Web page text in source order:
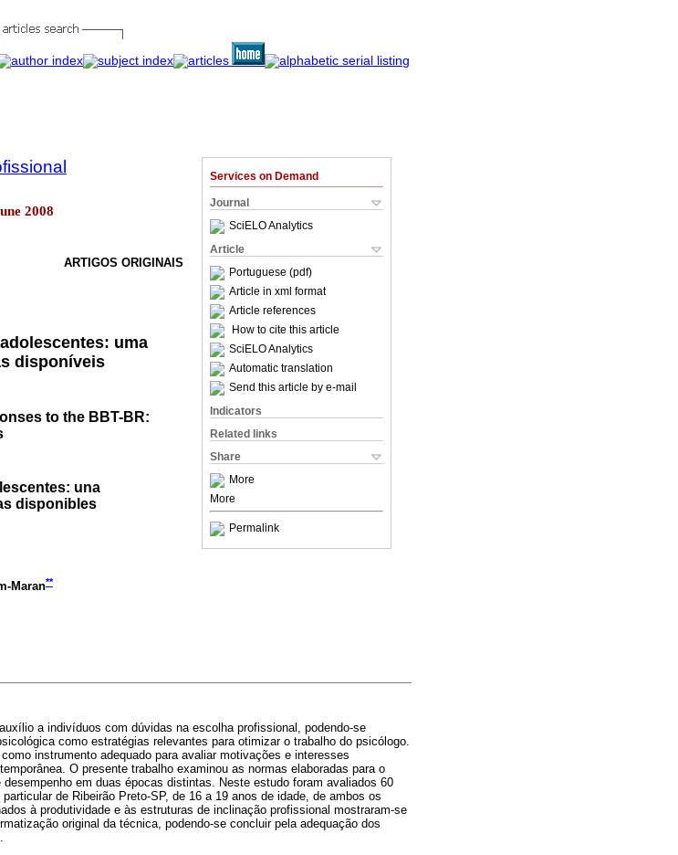
Services on Demand
Journal
SciELO Analytics
Article
Portuguese (pdf)
Article in xml format
Article references
How to cite this article
SciELO Analytics
Automatic translation
Send this article by e-mail
Indicators
Related links
Share
More
More
Permalink
2008
ARTIGOS ORIGINAIS
uma
disponíveis
to the BBT-BR:
una
disponibles
Maran**
a indivíduos com dúvidas na escolha profissional, podendo-se
como estratégias relevantes para otimizar o trabalho do psicólogo.
instrumento adequado para avaliar motivações e interesses
O presente trabalho examinou as normas elaboradas para o
em duas épocas distintas. Neste estudo foram avaliados 60
de Ribeirão Preto-SP, de 16 a 19 anos de idade, de ambos os
à produtividade e às estruturas de inclinação profissional mostraram-se
original da técnica, podendo-se concluir pela adequação dos